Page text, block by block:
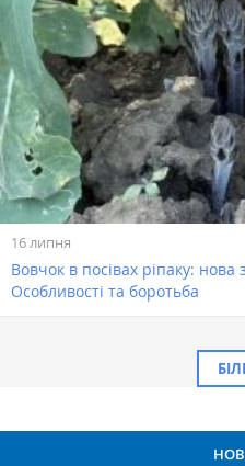
16 липня
Вовчок в посівах ріпаку:
Особливості та боротьба